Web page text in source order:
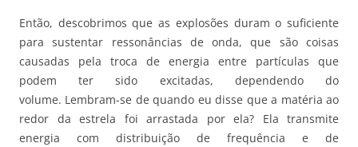
Então, descobrimos que as explosões duram o suficiente
para sustentar ressonâncias de onda, que são coisas
causadas pela troca de energia entre partículas que
podem ter sido excitadas, dependendo do
volume. Lembram-se de quando eu disse que a matéria ao
redor da estrela foi arrastada por ela? Ela transmite
energia com distribuição de frequência e de